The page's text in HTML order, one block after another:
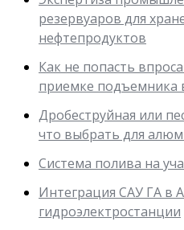
резервуаров для
нефтепродуктов
Как не попасть
приемке подъемника
Дробеструйная или
что выбрать для
Система полива на
Интеграция САУ ГА в
гидроэлектростанции